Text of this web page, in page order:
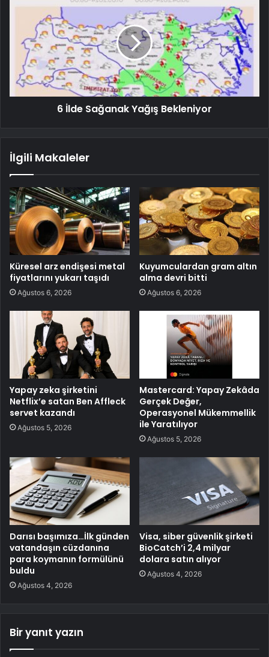
6 İlde Sağanak Yağış Bekleniyor
İlgili Makaleler
Küresel arz endişesi metal
fiyatlarını yukarı taşıdı
Ağustos 6, 2026
Kuyumculardan gram altın
alma devri bitti
Ağustos 6, 2026
Yapay zeka şirketini
Netflix’e satan Ben Affleck
servet kazandı
Ağustos 5, 2026
Mastercard: Yapay Zekâda
Gerçek Değer,
Operasyonel Mükemmellik
ile Yaratılıyor
Ağustos 5, 2026
Darısı başımıza…İlk günden
vatandaşın cüzdanına
para koymanın formülünü
buldu
Ağustos 4, 2026
Visa, siber güvenlik şirketi
BioCatch’i 2,4 milyar
dolara satın alıyor
Ağustos 4, 2026
Bir yanıt yazın